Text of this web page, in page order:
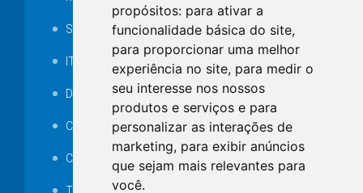
propósitos: para ativar a
funcionalidade básica do site,
para proporcionar uma melhor
experiência no site, para medir o
seu interesse nos nossos
produtos e serviços e para
personalizar as interações de
marketing, para exibir anúncios
que sejam mais relevantes para
você.
Serviços Técnicos TI
ITR
Desapropriações
Catalogo Eletrônico de Padronização
Consórcios Municipais